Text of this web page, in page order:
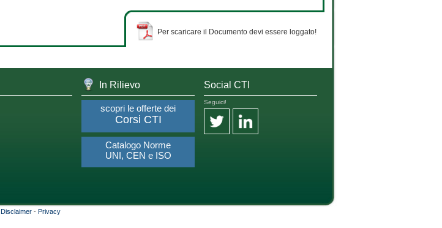
Per scaricare il Documento devi essere loggato!
In Rilievo
scopri le offerte dei
Corsi CTI
Catalogo Norme
UNI, CEN e ISO
Social CTI
Seguici!
Disclaimer - Privacy